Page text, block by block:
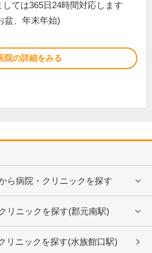
しては365日24時間対応します
盆、年末年始)
院の詳細をみる
ら病院・クリニックを探す
リニックを探す(郡元南駅)
リニックを探す(水族館口駅)